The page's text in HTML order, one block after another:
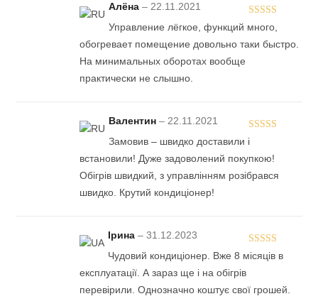
Rated
of 5
Алёна– 22.11.2021
Управление лёгкое, функций много,
обогревает помещение довольно таки быстро.
На минимальных оборотах вообще
практически не слышно.
Rated
Валентин– 22.11.2021
Замовив – швидко доставили і
встановили! Дуже задоволений покупкою!
Обігрів швидкий, з управлінням розібрався
швидко. Крутий кондиціонер!
Rated5out
Ірина– 31.12.2023
Чудовий кондиціонер. Вже 8 місяців в
експлуатації. А зараз ще і на обігрів
перевірили. Однозначно коштує свої грошей.